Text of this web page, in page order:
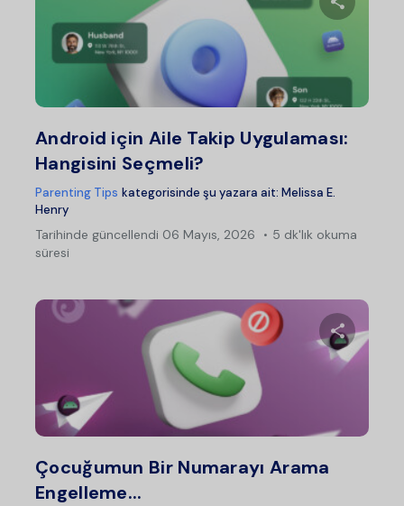
Bu
Android için Aile Takip Uygulaması:
Hangisini Seçmeli?
Parenting Tips kategorisinde şu yazara ait: Melissa E.
Henry
Tarihinde güncellendi 06 Mayıs, 2026
5 dk'lık okuma
süresi
Bu
Çocuğumun Bir Numarayı Arama
Engelleme...